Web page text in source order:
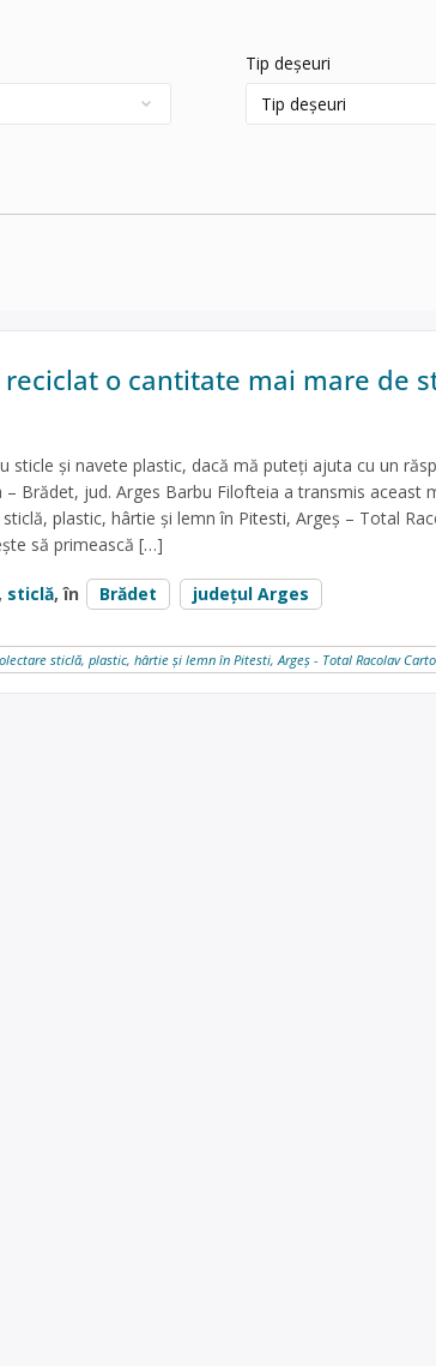
Tip deșeuri
o cantitate mai mare de
sticle și navete plastic, dacă mă puteți ajuta cu un
Brădet, jud. Arges Barbu Filofteia a transmis aceast
plastic, hârtie și lemn în Pitesti, Argeș – Total
să primească […]
, sticlă, în Brădet județul Arges
sticlă, plastic, hârtie și lemn în Pitesti, Argeș - Total Racolav